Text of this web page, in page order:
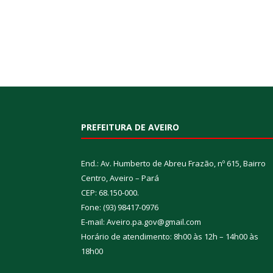
PREFEITURA DE AVEIRO
End.: Av. Humberto de Abreu Frazão, nº 615, Bairro
Centro, Aveiro – Pará
CEP: 68.150-000.
Fone: (93) 98417-0976
E-mail: Aveiro.pa.gov@gmail.com
Horário de atendimento: 8h00 às 12h – 14h00 às
18h00